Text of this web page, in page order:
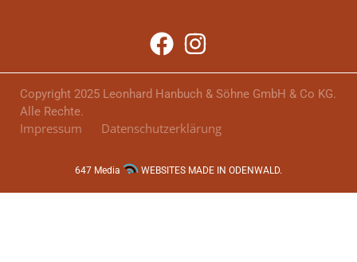
Copyright 2025 Leonhard Hanbuch & Söhne GmbH & Co KG.
Alle Rechte.
Impressum Datenschutzerklärung
647 Media WEBSITES MADE IN ODENWALD.